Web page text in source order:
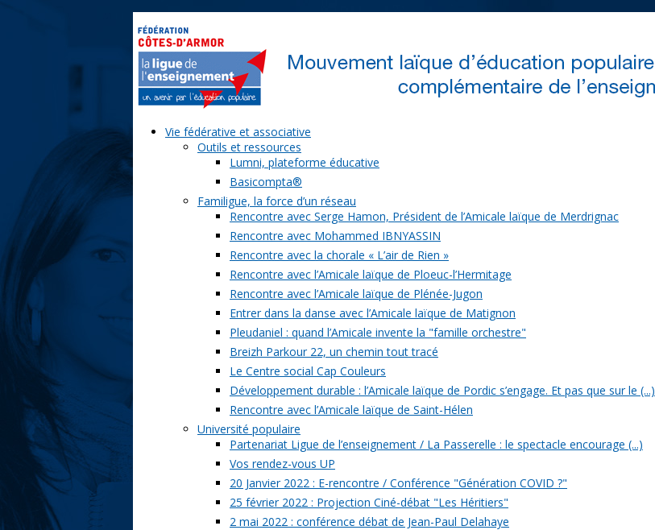
Vie fédérative et associative
Outils et ressources
Lumni, plateforme éducative
Basicompta®
Familigue, la force d’un réseau
Rencontre avec Serge Hamon, Président de l’Amicale laïque de Merdrignac
Rencontre avec Mohammed IBNYASSIN
Rencontre avec la chorale « L’air de Rien »
Rencontre avec l’Amicale laïque de Ploeuc-l’Hermitage
Rencontre avec l’Amicale laïque de Plénée-Jugon
Entrer dans la danse avec l’Amicale laïque de Matignon
Pleudaniel : quand l’Amicale invente la "famille orchestre"
Breizh Parkour 22, un chemin tout tracé
Le Centre social Cap Couleurs
Développement durable : l’Amicale laïque de Pordic s’engage. Et pas que sur le (...)
Rencontre avec l’Amicale laïque de Saint-Hélen
Université populaire
Partenariat Ligue de l’enseignement / La Passerelle : le spectacle encourage (...)
Vos rendez-vous UP
20 Janvier 2022 : E-rencontre / Conférence "Génération COVID ?"
25 février 2022 : Projection Ciné-débat "Les Héritiers"
2 mai 2022 : conférence débat de Jean-Paul Delahaye